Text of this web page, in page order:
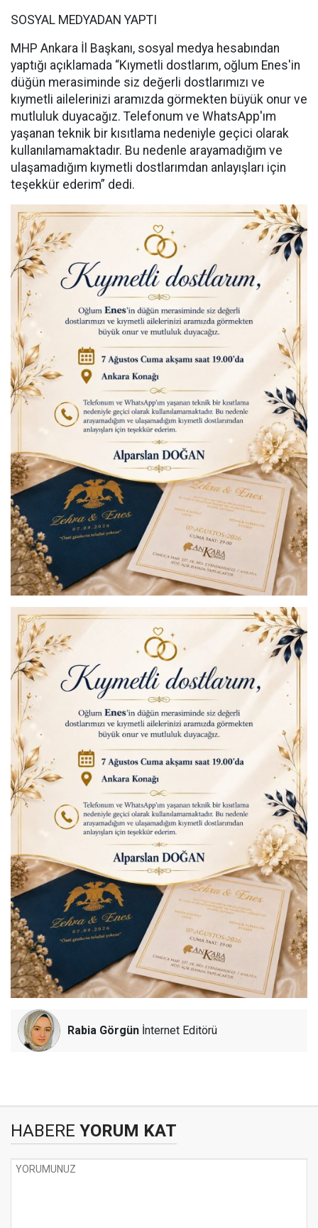
SOSYAL MEDYADAN YAPTI
MHP Ankara İl Başkanı, sosyal medya hesabından
yaptığı açıklamada “Kıymetli dostlarım, oğlum Enes'in
düğün merasiminde siz değerli dostlarımızı ve
kıymetli ailelerinizi aramızda görmekten büyük onur ve
mutluluk duyacağız. Telefonum ve WhatsApp'ım
yaşanan teknik bir kısıtlama nedeniyle geçici olarak
kullanılamamaktadır. Bu nedenle arayamadığım ve
ulaşamadığım kıymetli dostlarımdan anlayışları için
teşekkür ederim” dedi.
Rabia Görgün İnternet Editörü
HABERE YORUM KAT